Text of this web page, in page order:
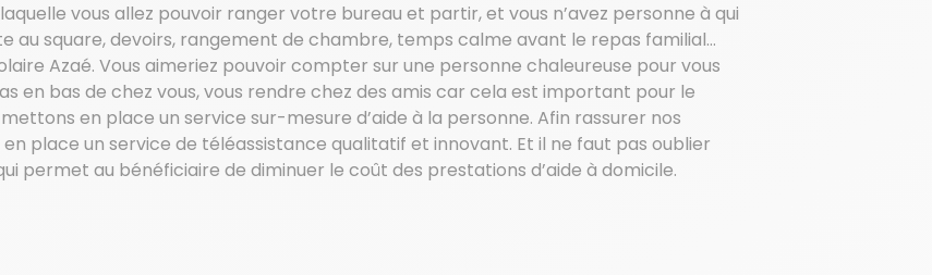
vous allez pouvoir ranger votre bureau et partir, et vous n’avez personne à qui
au square, devoirs, rangement de chambre, temps calme avant le repas familial…
Azaé. Vous aimeriez pouvoir compter sur une personne chaleureuse pour vous
en bas de chez vous, vous rendre chez des amis car cela est important pour le
en place un service sur-mesure d’aide à la personne. Afin rassurer nos
place un service de téléassistance qualitatif et innovant. Et il ne faut pas oublier
permet au bénéficiaire de diminuer le coût des prestations d’aide à domicile.